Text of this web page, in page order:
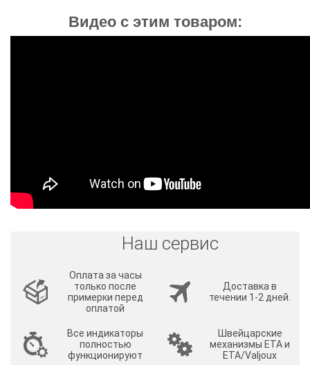
Видео с этим товаром:
Наш сервис
Оплата за часы
только после
примерки перед
оплатой
Доставка в
течении 1-2 дней.
Все индикаторы
полностью
функционируют
Швейцарские
механизмы ETA и
ETA/Valjoux